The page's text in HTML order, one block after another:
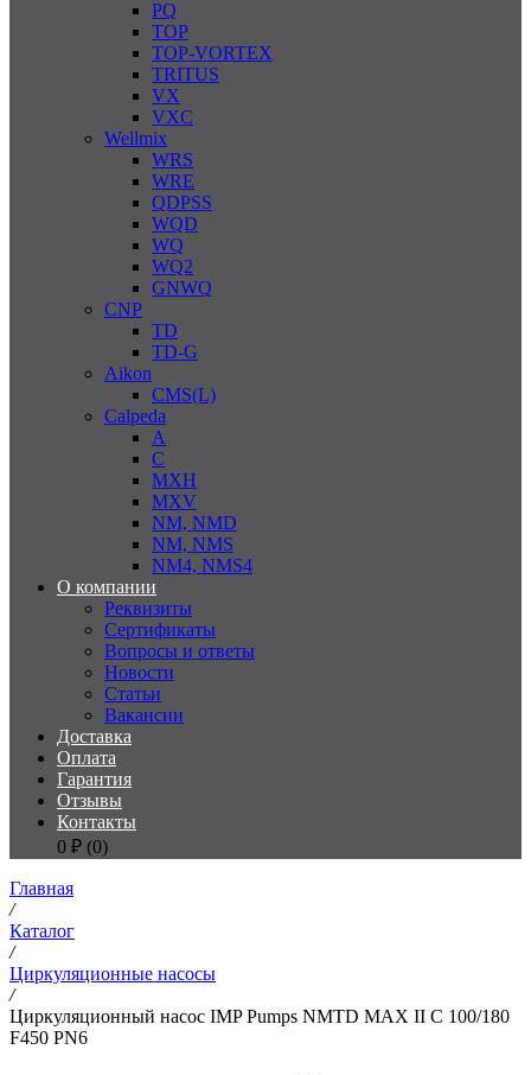
PQ
TOP
TOP-VORTEX
TRITUS
VX
VXC
Wellmix
WRS
WRE
QDPSS
WQD
WQ
WQ2
GNWQ
CNP
TD
TD-G
Aikon
CMS(L)
Calpeda
A
C
MXH
MXV
NM, NMD
NM, NMS
NM4, NMS4
О компании
Реквизиты
Сертификаты
Вопросы и ответы
Новости
Статьи
Вакансии
Доставка
Оплата
Гарантия
Отзывы
Контакты
0 ₽ (0)
Главная
/
Каталог
/
Циркуляционные насосы
/
Циркуляционный насос IMP Pumps NMTD MAX II C 100/180
F450 PN6